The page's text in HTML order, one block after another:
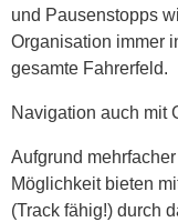
und Pausenstopps
Organisation immer
gesamte Fahrerfeld.
Navigation auch mit
Aufgrund
Möglichkeit bieten
(Track fähig!) durch